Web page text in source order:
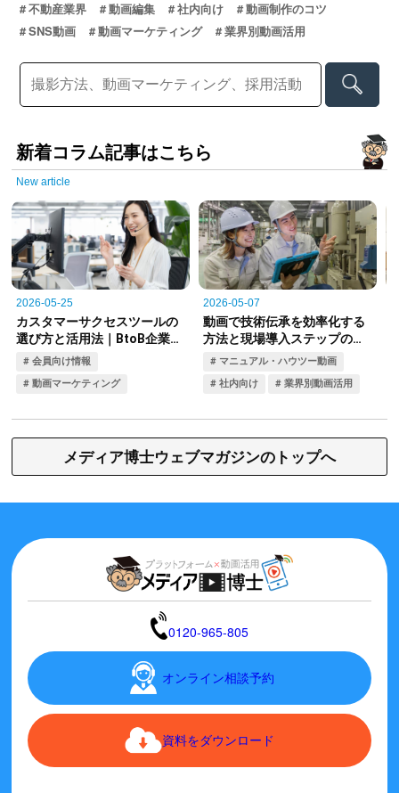
不動産業界
動画編集 社内向け
動画制作のコツ
SNS動画
動画マーケティング 業界別動画活用
新着コラム記事はこちら
New article
メディア博士ウェブマガジンのトップへ
0120-965-805
オンライン相談予約
資料をダウンロード